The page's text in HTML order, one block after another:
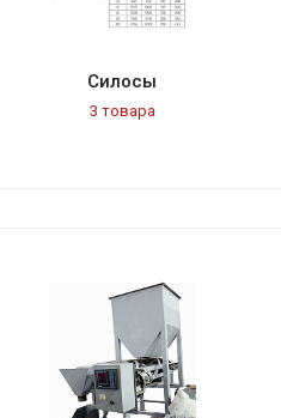
Силосы
3 товара